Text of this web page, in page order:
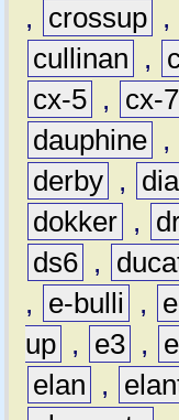
,
crossup ,
cullinan
,
cx-5 , cx-7
dauphine ,
derby ,
dokker ,
ds6 ,
,
e-bulli ,
up , e3 ,
elan
,